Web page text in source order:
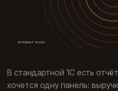
В стандартной 1С есть
хочется одну панель: